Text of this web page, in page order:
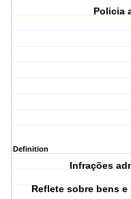
Policia
Definition
Infrações
Reflete sobre bens